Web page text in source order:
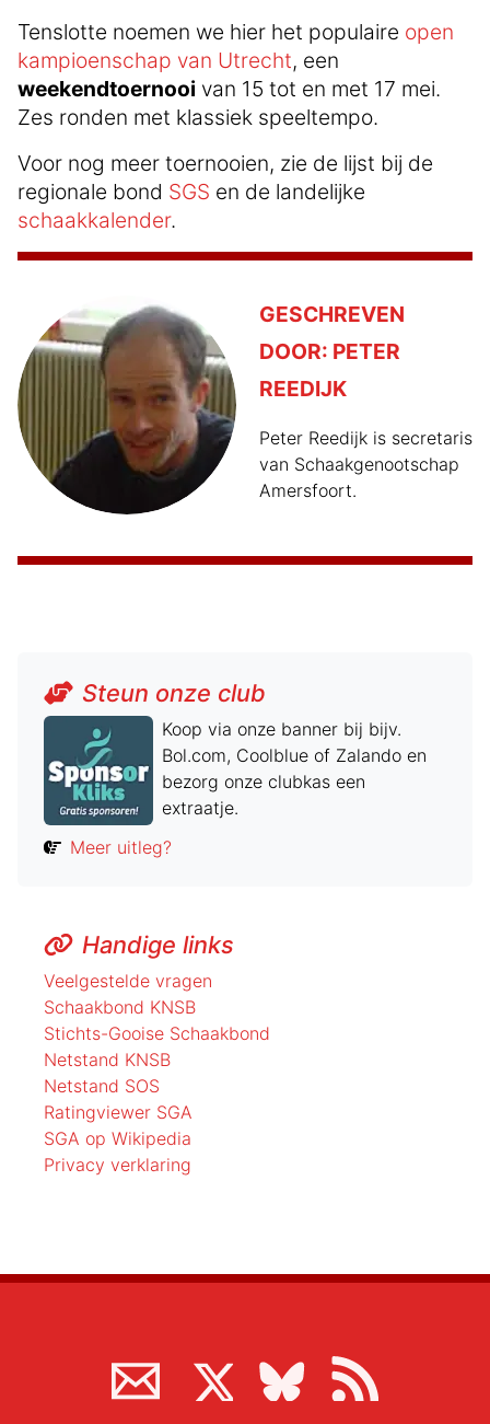
Tenslotte noemen we hier het populaire open
kampioenschap van Utrecht, een
weekendtoernooi van 15 tot en met 17 mei.
Zes ronden met klassiek speeltempo.
Voor nog meer toernooien, zie de lijst bij de
regionale bond SGS en de landelijke
schaakkalender.
GESCHREVEN
DOOR: PETER
REEDIJK
Peter Reedijk is secretaris
van Schaakgenootschap
Amersfoort.
Steun onze club
Koop via onze banner bij bijv.
Bol.com, Coolblue of Zalando en
bezorg onze clubkas een
extraatje.
Meer uitleg?
Handige links
Veelgestelde vragen
Schaakbond KNSB
Stichts-Gooise Schaakbond
Netstand KNSB
Netstand SOS
Ratingviewer SGA
SGA op Wikipedia
Privacy verklaring